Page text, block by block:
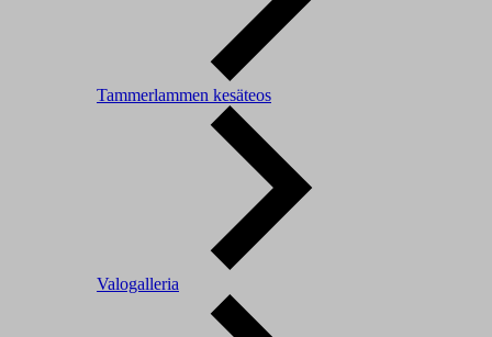
Tammerlammen kesäteos
Valogalleria